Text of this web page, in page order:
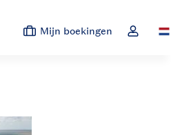
Mijn boekingen Open